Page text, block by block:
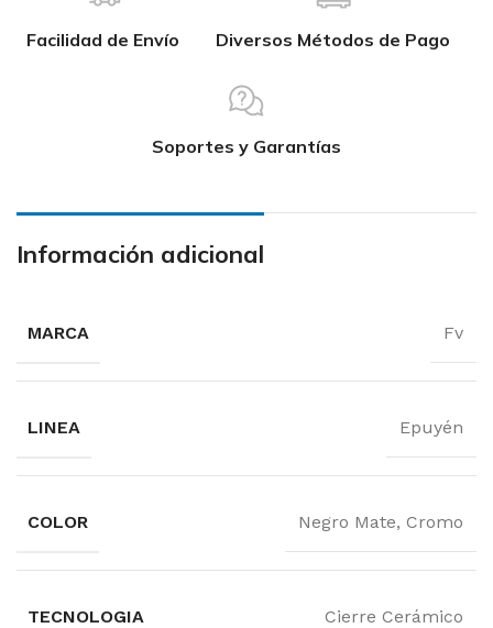
Facilidad de Envío Diversos Métodos de Pago
Soportes y Garantías
Información adicional
MARCA Fv
LINEA Epuyén
COLOR Negro Mate, Cromo
TECNOLOGIA Cierre Cerámico